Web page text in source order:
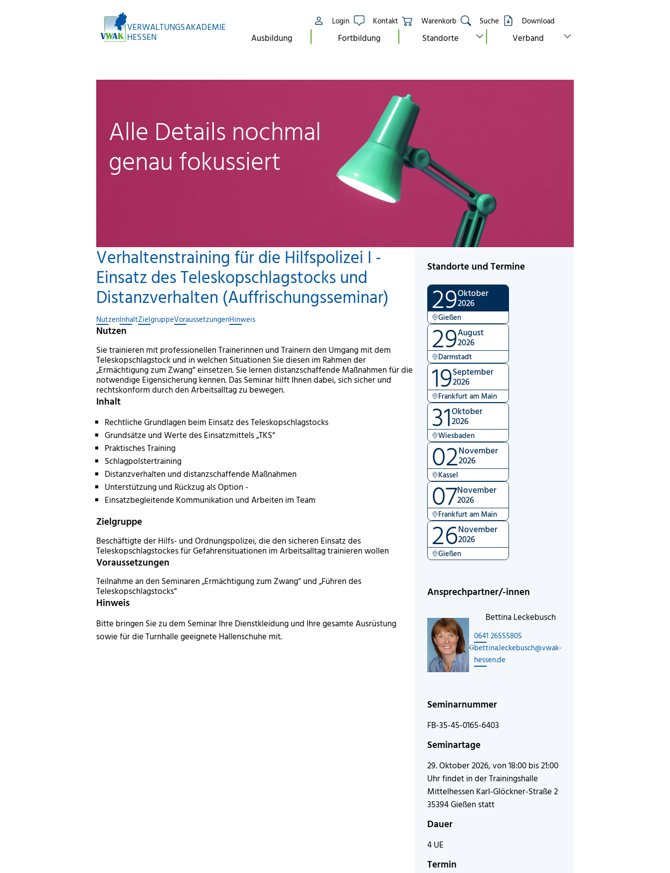
VERWALTUNGSAKADEMIE
HESSEN
Login Kontakt Warenkorb Suche Download
Ausbildung Fortbildung Standorte show submenu for “standorte”
Verband show submenu for “verband”
Alle Details nochmal
genau fokussiert
Verhaltenstraining für die Hilfspolizei I -
Einsatz des Teleskopschlagstocks und
Distanzverhalten (Auffrischungsseminar)
NutzenInhaltZielgruppeVoraussetzungenHinweis
Nutzen
Sie trainieren mit professionellen Trainerinnen und Trainern den Umgang mit dem
Teleskopschlagstock und in welchen Situationen Sie diesen im Rahmen der
„Ermächtigung zum Zwang“ einsetzen. Sie lernen distanzschaffende Maßnahmen für die
notwendige Eigensicherung kennen. Das Seminar hilft Ihnen dabei, sich sicher und
rechtskonform durch den Arbeitsalltag zu bewegen.
Inhalt
Rechtliche Grundlagen beim Einsatz des Teleskopschlagstocks
Grundsätze und Werte des Einsatzmittels „TKS“
Praktisches Training
Schlagpolstertraining
Distanzverhalten und distanzschaffende Maßnahmen
Unterstützung und Rückzug als Option -
Einsatzbegleitende Kommunikation und Arbeiten im Team
Zielgruppe
Beschäftigte der Hilfs- und Ordnungspolizei, die den sicheren Einsatz des
Teleskopschlagstockes für Gefahrensituationen im Arbeitsalltag trainieren wollen
Voraussetzungen
Teilnahme an den Seminaren „Ermächtigung zum Zwang“ und „Führen des
Teleskopschlagstocks“
Hinweis
Bitte bringen Sie zu dem Seminar Ihre Dienstkleidung und Ihre gesamte Ausrüstung
sowie für die Turnhalle geeignete Hallenschuhe mit.
Standorte und Termine
29Oktober
2026
Gießen
29August
2026
Darmstadt
19September
2026
Frankfurt am Main
31Oktober
2026
Wiesbaden
02November
2026
Kassel
07November
2026
Frankfurt am Main
26November
2026
Gießen
Ansprechpartner/-innen
Bettina Leckebusch
0641 26555805
bettina.leckebusch@vwak-
hessen.de
Seminarnummer
FB-35-45-0165-6403
Seminartage
29. Oktober 2026, von 18:00 bis 21:00
Uhr findet in der Trainingshalle
Mittelhessen Karl-Glöckner-Straße 2
35394 Gießen statt
Dauer
4 UE
Termin